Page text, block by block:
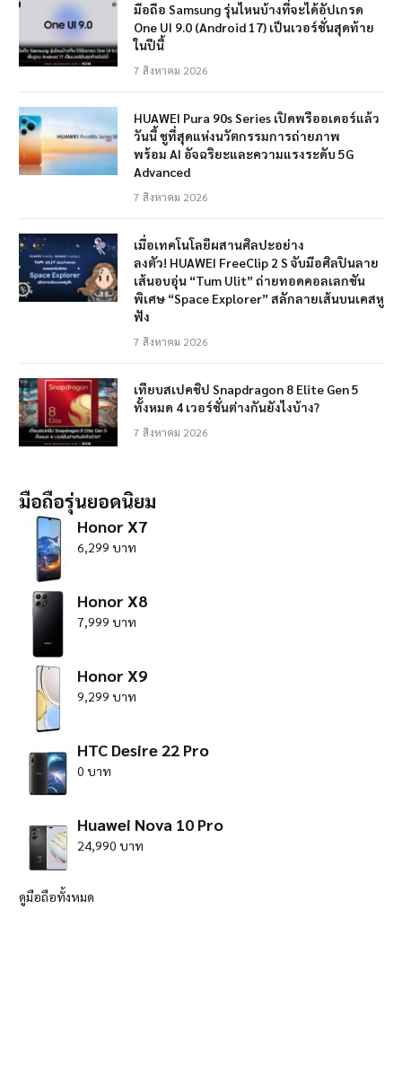
มือถือ Samsung รุ่นไหนบ้างที่จะได้อัปเกรด
One UI 9.0 (Android 17) เป็นเวอร์ชั่นสุดท้าย
ในปีนี้
7 สิงหาคม 2026
HUAWEI Pura 90s Series เปิดพรีออเดอร์แล้ว
วันนี้ ชูที่สุดแห่งนวัตกรรมการถ่ายภาพ
พร้อม AI อัจฉริยะและความแรงระดับ 5G
Advanced
7 สิงหาคม 2026
เมื่อเทคโนโลยีผสานศิลปะอย่าง
ลงตัว! HUAWEI FreeClip 2 S จับมือศิลปินลาย
เส้นอบอุ่น “Tum Ulit” ถ่ายทอดคอลเลกชัน
พิเศษ “Space Explorer” สลักลายเส้นบนเคสหู
ฟัง
7 สิงหาคม 2026
เทียบสเปคชิป Snapdragon 8 Elite Gen 5
ทั้งหมด 4 เวอร์ชั่นต่างกันยังไงบ้าง?
7 สิงหาคม 2026
มือถือรุ่นยอดนิยม
Honor X7
6,299 บาท
Honor X8
7,999 บาท
Honor X9
9,299 บาท
HTC Desire 22 Pro
0 บาท
Huawei Nova 10 Pro
24,990 บาท
ดูมือถือทั้งหมด